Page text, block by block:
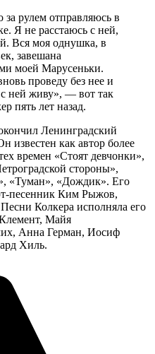
за рулем отправляюсь в
Я не расстаюсь с ней,
Вся моя однушка, в
завешана
моей Марусеньки.
проведу без нее и
с ней живу», — вот так
пять лет назад.
Ленинградский
известен как автор более
времен «Стоят девчонки»,
стороны»,
«Туман», «Дождик». Его
песенник Ким Рыжов,
Колкера исполняла его
Майя
Анна Герман, Иосиф
Хиль.